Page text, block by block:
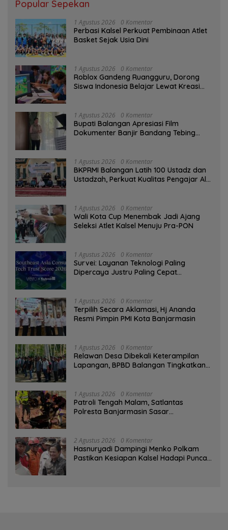
Popular Sepekan
1 Agustus 2026 0 Komentar
Perbasi Kalsel Perkuat Pembinaan Atlet
Basket Sejak Usia Dini
1 Agustus 2026 0 Komentar
Roblox Gandeng Ruangguru, Dorong
Siswa Indonesia Belajar Lewat Kreasi
1 Agustus 2026 0 Komentar
Bupati Balangan Apresiasi Film
Dokumenter Banjir Bandang Tebing
1 Agustus 2026 0 Komentar
BKPRMI Balangan Latih 100 Ustadz dan
Ustadzah, Perkuat Kualitas Pengajar Al-
1 Agustus 2026 0 Komentar
Wali Kota Cup Menembak Jadi Ajang
Seleksi Atlet Kalsel Menuju Pra-PON
1 Agustus 2026 0 Komentar
Survei: Layanan Teknologi Paling
Dipercaya Justru Paling Cepat
1 Agustus 2026 0 Komentar
‎Terpilih Secara Aklamasi, Hj Ananda
Resmi Pimpin PMI Kota Banjarmasin
1 Agustus 2026 0 Komentar
Relawan Desa Dibekali Keterampilan
Lapangan, BPBD Balangan Tingkatkan
1 Agustus 2026 0 Komentar
Patroli Tengah Malam, Satlantas
Polresta Banjarmasin Sasar
2 Agustus 2026 0 Komentar
Hasnuryadi Dampingi Menko Polkam
Pastikan Kesiapan Kalsel Hadapi Puncak